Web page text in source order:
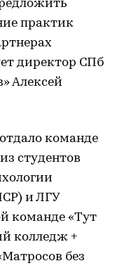
практик
директор СПб
Алексей
команде
студентов
и ЛГУ
команде «Тут
колледж +
без